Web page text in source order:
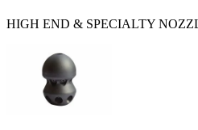
HIGH END & SPECIALTY